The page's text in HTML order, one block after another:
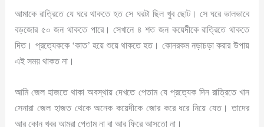
আমাকে রাত্রিতে যে ঘরে থাকতে হত সে ঘরটা ছিল খুব ছোট। সে ঘরে ভালভাবে
বড়জোর ৫০ জন থাকতে পারে। সেখানে ৪ শত জন কয়েদীকে রাত্রিতে থাকতে
দিত। প্রত্যেককে ‘কাত’ হয়ে শুয়ে থাকতে হত। কোনরকম নড়াচড়া করার উপায়
এই সময় থাকত না।
আমি জেল হাজতে থাকা অবস্থায় দেখতে পেতাম যে প্রত্যেক দিন রাত্রিতে খান
সেনারা জেল হাজত থেকে অনেক কয়েদীকে জোর করে ধরে নিয়ে যেত। তাদের
আর কোন খবর আমরা পেতাম না বা আর ফিরে আসতো না।